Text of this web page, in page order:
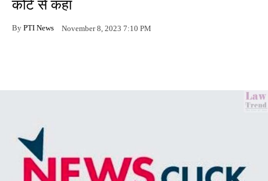
कोर्ट से कहा
By PTI News November 8, 2023 7:10 PM